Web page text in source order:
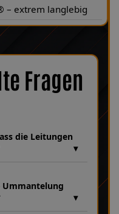
– extrem langlebig
Fragen
die Leitungen
achten wir bei jeder
wie HSN 8252, TSN
Ummantelung